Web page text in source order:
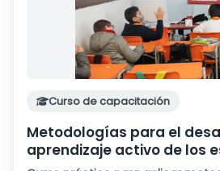
Curso de capacitación
Metodologías para el
aprendizaje activo de los